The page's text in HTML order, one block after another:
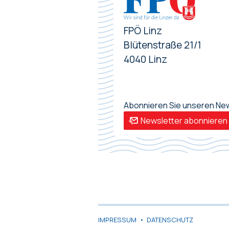
FPÖ Linz
Blütenstraße 21/1
4040 Linz
Abonnieren Sie unseren
Newsletter abonnieren
IMPRESSUM • DATENSCHUTZ